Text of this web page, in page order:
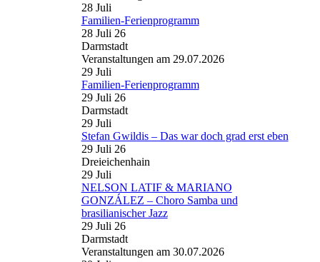
28 Juli
Familien-Ferienprogramm
28 Juli 26
Darmstadt
Veranstaltungen am 29.07.2026
29 Juli
Familien-Ferienprogramm
29 Juli 26
Darmstadt
29 Juli
Stefan Gwildis – Das war doch grad erst eben
29 Juli 26
Dreieichenhain
29 Juli
NELSON LATIF & MARIANO
GONZÁLEZ – Choro Samba und
brasilianischer Jazz
29 Juli 26
Darmstadt
Veranstaltungen am 30.07.2026